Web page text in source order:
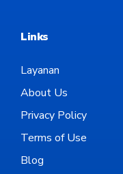
Links
Layanan
About Us
Privacy Policy
Terms of Use
Blog